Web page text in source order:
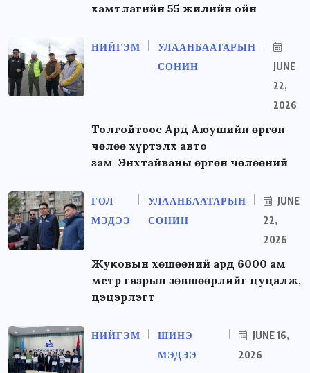
хамтлагийн 55 жилийн ойн
НИЙГЭМ
УЛААНБААТАРЫН
СОНИН
JUNE
22,
2026
Толгойтоос Ард Аюушийн өргөн
чөлөө хүртэлх авто
зам Энхтайваны өргөн чөлөөний
ГОЛ
МЭДЭЭ
УЛААНБААТАРЫН
СОНИН
JUNE
22,
2026
Жуковын хөшөөний ард 6000 ам
метр газрын зөвшөөрлийг цуцалж,
цэцэрлэгт
НИЙГЭМ
ШИНЭ
МЭДЭЭ
JUNE 16,
2026